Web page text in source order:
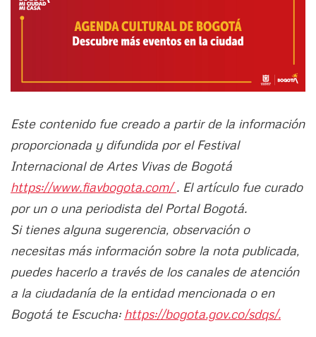
Este contenido fue creado a partir de la información
proporcionada y difundida por el Festival
Internacional de Artes Vivas de Bogotá
https://www.fiavbogota.com/. El artículo fue curado
por un o una periodista del Portal Bogotá.
Si tienes alguna sugerencia, observación o
necesitas más información sobre la nota publicada,
puedes hacerlo a través de los canales de atención
a la ciudadanía de la entidad mencionada o en
Bogotá te Escucha: https://bogota.gov.co/sdqs/.